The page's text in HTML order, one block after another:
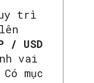
trì
/ USD
vai
mục